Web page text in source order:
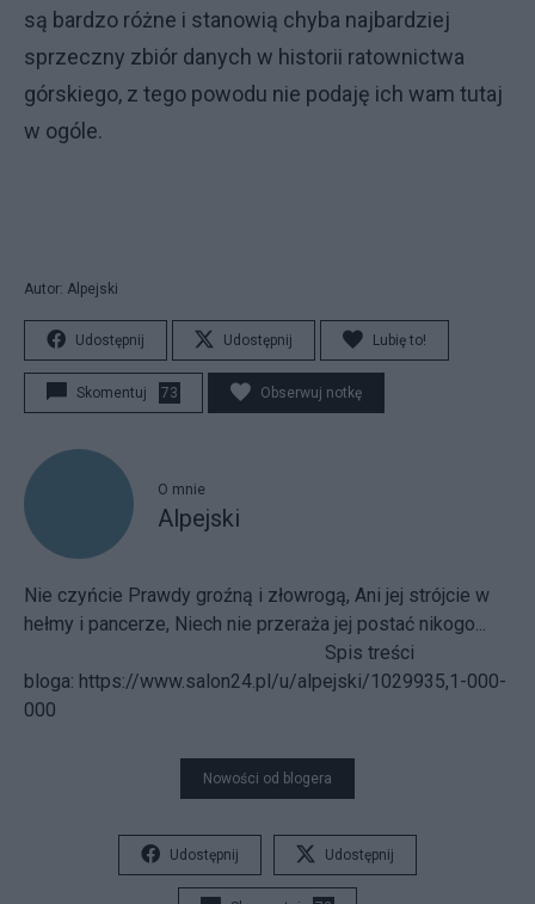
są bardzo różne i stanowią chyba najbardziej
sprzeczny zbiór danych w historii ratownictwa
górskiego, z tego powodu nie podaję ich wam tutaj
w ogóle.
Autor: Alpejski
Udostępnij Udostępnij Lubię to!
Skomentuj 73 Obserwuj notkę
O mnie
Alpejski
Nie czyńcie Prawdy groźną i złowrogą, Ani jej strójcie w
hełmy i pancerze, Niech nie przeraża jej postać nikogo...
Spis treści
bloga: https://www.salon24.pl/u/alpejski/1029935,1-000-
000
Nowości od blogera
Udostępnij Udostępnij